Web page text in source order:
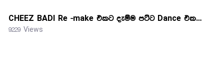
CHEEZ BADI Re -make එකට දැම්ම පට්ට Dance එක…
9229 Views